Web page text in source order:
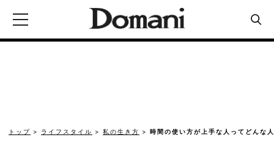
トップ ライフスタイル 私の生き方 時間の使い方が上手な人ってどんな